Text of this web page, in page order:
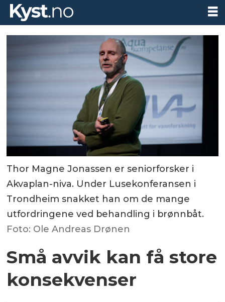
Thor Magne Jonassen er seniorforsker i
Akvaplan-niva. Under Lusekonferansen i
Trondheim snakket han om de mange
utfordringene ved behandling i brønnbåt.
Foto: Ole Andreas Drønen
Små avvik kan få store
konsekvenser